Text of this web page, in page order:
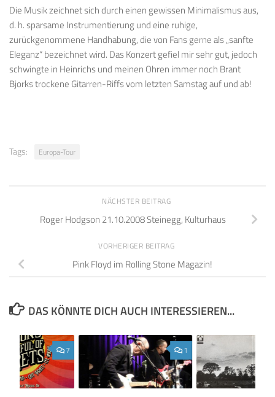
Die Musik zeichnet sich durch einen gewissen Minimalismus aus,
d. h. sparsame Instrumentierung und eine ruhige,
zurückgenommene Handhabung, die von Fans gerne als „sanfte
Eleganz“ bezeichnet wird. Das Konzert gefiel mir sehr gut, jedoch
schwingte in Heinrichs und meinen Ohren immer noch Brant
Bjorks trockene Gitarren-Riffs vom letzten Samstag auf und ab!
Tags: Europa-Tour
NÄCHSTER BEITRAG
Roger Hodgson 21.10.2008 Steinegg, Kulturhaus
VORHERIGER BEITRAG
Pink Floyd im Rolling Stone Magazin!
DAS KÖNNTE DICH AUCH INTERESSIEREN...
1
7